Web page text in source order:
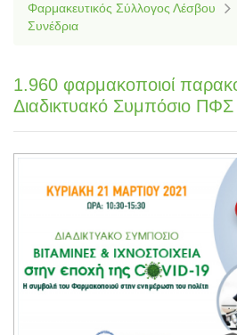
Φαρμακευτικός Σύλλογος Λέσβου
Συνέδρια
1.960 φαρμακοποιοί
Διαδικτυακό Συμπόσιο